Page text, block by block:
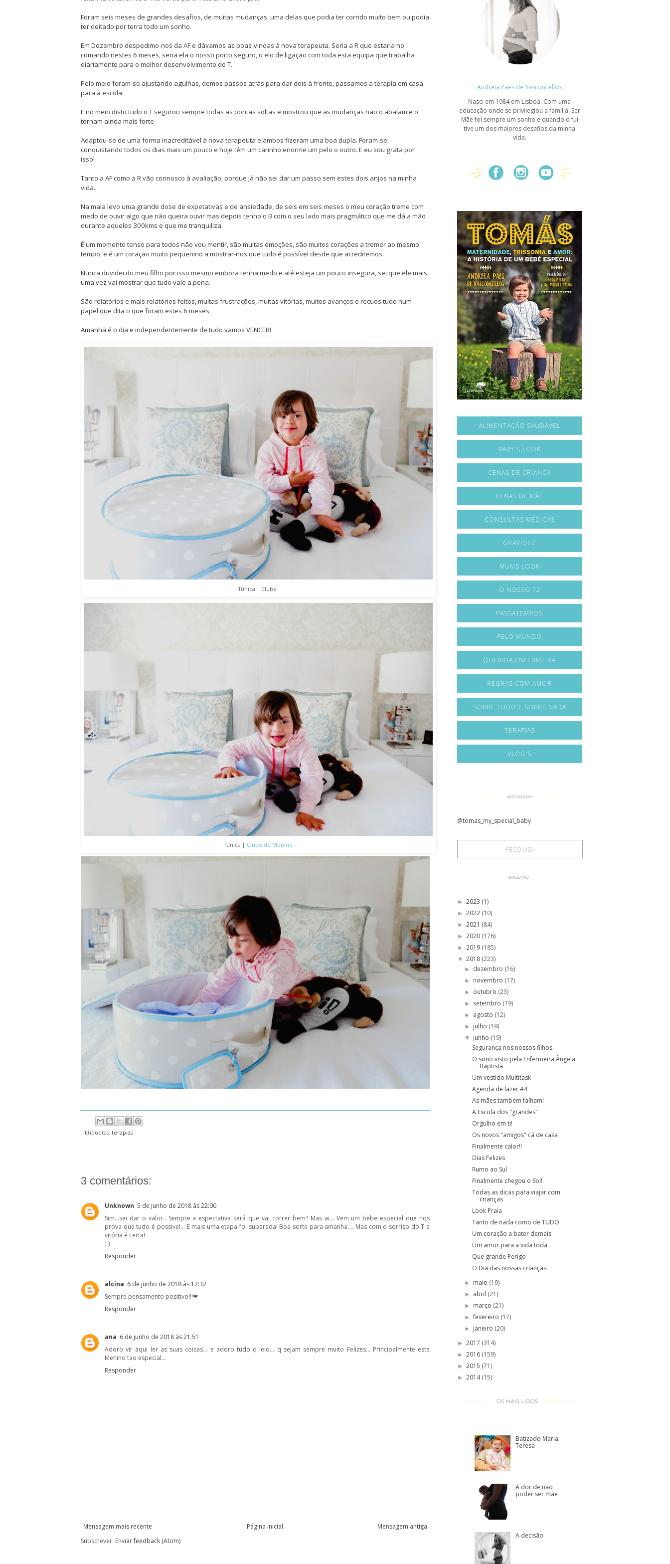
Foram seis meses de grandes desafios, de muitas mudanças, uma delas que podia ter corrido muito bem ou podia
ter deitado por terra todo um sonho.
Em Dezembro despedimo-nos da AF e dávamos as boas-vindas à nova terapeuta. Seria a R que estaria no
comando nestes 6 meses, seria ela o nosso porto seguro, o elo de ligação com toda esta equipa que trabalha
diariamente para o melhor desenvolvimento do T.
Pelo meio foram-se ajustando agulhas, demos passos atrás para dar dois à frente, passamos a terapia em casa
para a escola.
E no meio disto tudo o T segurou sempre todas as pontas soltas e mostrou que as mudanças não o abalam e o
tornam ainda mais forte.
Adaptou-se de uma forma inacreditável à nova terapeuta e ambos fizeram uma boa dupla. Foram-se
conquistando todos os dias mais um pouco e hoje têm um carinho enorme um pelo o outro. E eu sou grata por
isso!
Tanto a AF como a R vão connosco à avaliação, porque já não sei dar um passo sem estes dois anjos na minha
vida.
Na mala levo uma grande dose de expetativas e de ansiedade, de seis em seis meses o meu coração treme com
medo de ouvir algo que não queira ouvir mas depois tenho o B com o seu lado mais pragmático que me dá a mão
durante aqueles 300kms e que me tranquiliza.
É um momento tenso para todos não vou mentir, são muitas emoções, são muitos corações a tremer ao mesmo
tempo, e é um coração muito pequenino a mostrar-nos que tudo é possível desde que acreditemos.
Nunca duvidei do meu filho por isso mesmo embora tenha medo e até esteja um pouco insegura, sei que ele mais
uma vez vai mostrar que tudo vale a pena.
São relatórios e mais relatórios feitos, muitas frustrações, muitas vitórias, muitos avanços e recuos tudo num
papel que dita o que foram estes 6 meses.
Amanhã é o dia e independentemente de tudo vamos VENCER!
Túnica | Clube
Túnica | Clube do Menino
Etiquetas: terapias
3 comentários:
Unknown 5 de junho de 2018 às 22:00
Sim...sei dar o valor.. Sempre a espectativa será que vai correr bem? Mas ai... Vem um bebe especial que nos
prova que tudo é possivel... E mais uma etapa foi superada! Boa sorte para amanha.... Mas com o sorriso do T a
vitória é certa!
:-)
Responder
alcina 6 de junho de 2018 às 12:32
Sempre pensamento positivo!!!❤
Responder
ana 6 de junho de 2018 às 21:51
Adoro vir aqui ler as suas coisas... e adoro tudo q leio... q sejam sempre muito Felizes... Principalmente este
Menino tao especial...
Responder
Mensagem mais recente Mensagem antiga
Página inicial
Subscrever: Enviar feedback (Atom)
Andreia Paes de Vasconcellos
Nasci em 1984 em Lisboa. Com uma
educação onde se privilegiou a família. Ser
Mãe foi sempre um sonho e quando o fui
tive um dos maiores desafios da minha
vida.
ALIMENTAÇÃO SAUDÁVEL
BABY'S LOOK
CENAS DE CRIANÇA
CENAS DE MÃE
CONSULTAS MÉDICAS
GRAVIDEZ
MUMS LOOK
O NOSSO T2
PASSATEMPOS
PELO MUNDO
QUERIDA ENFERMEIRA
REGRAS COM AMOR
SOBRE TUDO E SOBRE NADA
TERAPIAS
VLOG'S
@tomas_my_special_baby
► 2023 (1)
► 2022 (10)
► 2021 (84)
► 2020 (176)
► 2019 (185)
▼ 2018 (223)
► dezembro (16)
► novembro (17)
► outubro (23)
► setembro (19)
► agosto (12)
► julho (19)
▼ junho (19)
Segurança nos nossos filhos
O sono visto pela Enfermeira Ângela
Baptista
Um vestido Multitask
Agenda de lazer #4
As mães também falham!
A Escola dos "grandes"
Orgulho em ti!
Os novos "amigos" cá de casa
Finalmente calor!!
Dias Felizes
Rumo ao Sul
Finalmente chegou o Sol!
Todas as dicas para viajar com
crianças
Look Praia
Tanto de nada como de TUDO
Um coração a bater demais
Um amor para a vida toda
Que grande Perigo
O Dia das nossas crianças
► maio (19)
► abril (21)
► março (21)
►fevereiro (17)
► janeiro (20)
► 2017 (314)
► 2016 (159)
► 2015 (71)
► 2014(15)
Batizado Maria
Teresa
A dor de não
poder ser mãe
A decisão